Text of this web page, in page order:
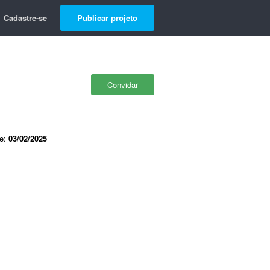
Cadastre-se Publicar projeto
Convidar
03/02/2025